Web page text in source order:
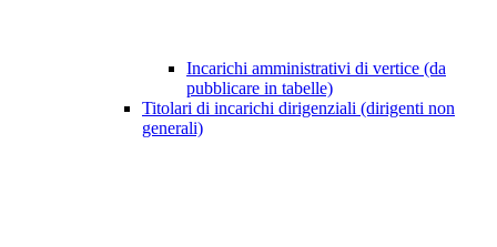
Incarichi amministrativi di vertice (da
pubblicare in tabelle)
Titolari di incarichi dirigenziali (dirigenti non
generali)